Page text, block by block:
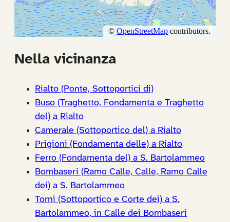
Nella vicinanza
Rialto (Ponte, Sottoportici di)
Buso (Traghetto, Fondamenta e Traghetto
del) a Rialto
Camerale (Sottoportico del) a Rialto
Prigioni (Fondamenta delle) a Rialto
Ferro (Fondamenta del) a S. Bartolammeo
Bombaseri (Ramo Calle, Calle, Ramo Calle
dei) a S. Bartolammeo
Torni (Sottoportico e Corte dei) a S.
Bartolammeo, in Calle dei Bombaseri